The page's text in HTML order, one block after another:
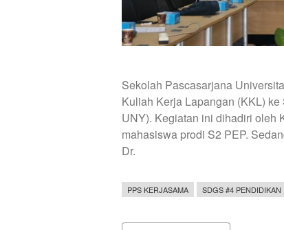
Sekolah Pascasarjana
Kuliah Kerja Lapangan (KKL)
UNY). Kegiatan ini dihadiri oleh
mahasiswa prodi S2 PEP.
Dr.
PPS KERJASAMA SDGS #4 PENDIDIKAN